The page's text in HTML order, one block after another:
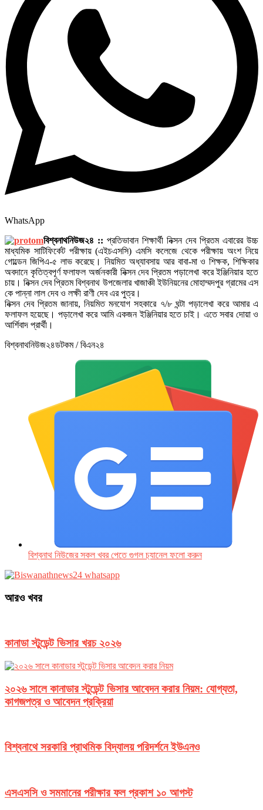
WhatsApp
বিশ্বনাথনিউজ২৪ :: প্রতিভাবান শিক্ষার্থী নিক্সন দেব প্রিতম এবারের উচ্চ
মাধ্যমিক সাটিফির্কেট পরীক্ষায় (এইচএসসি) এমসি কলেজে থেকে পরীক্ষায় অংশ নিয়ে
গোল্ডেন জিপিএ-৫ লাভ করেছে। নিয়মিত অধ্যাবসায় আর বাবা-মা ও শিক্ষক, শিক্ষিকার
অবদানে কৃতিত্বপূর্ণ ফলাফল অর্জনকারী নিক্সন দেব প্রিতম পড়ালেখা করে ইঞ্জিনিয়ার হতে
চায়। নিক্সন দেব প্রিতম বিশ্বনাথ উপজেলার খাজাঞ্চী ইউনিয়নের মোহাম্মদপুর গ্রামের এস
কে পান্না লাল দেব ও লক্ষী রাণী দেব এর পুত্র।
নিক্সন দেব প্রিতম জানায়, নিয়মিত মনযোগ সহকারে ৭/৮ ঘন্টা পড়ালেখা করে আমার এ
ফলাফল হয়েছে। পড়ালেখা করে আমি একজন ইঞ্জিনিয়ার হতে চাই। এতে সবার দোয়া ও
আর্শিবাদ প্রার্থী।
বিশ্বনাথনিউজ২৪ডটকম / বিএন২৪
বিশ্বনাথ নিউজের সকল খবর পেতে গুগল চ‌্যানেল ফলো করুন
আরও খবর
কানাডা স্টুডেন্ট ভিসার খরচ ২০২৬
২০২৬ সালে কানাডার স্টুডেন্ট ভিসার আবেদন করার নিয়ম: যোগ্যতা,
কাগজপত্র ও আবেদন প্রক্রিয়া
বিশ্বনাথে সরকারি প্রাথমিক বিদ্যালয় পরিদর্শনে ইউএনও
এসএসসি ও সমমানের পরীক্ষার ফল প্রকাশ ১০ আগস্ট